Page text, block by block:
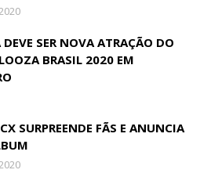
SER NOVA ATRAÇÃO DO
BRASIL 2020 EM
SURPREENDE FÃS E ANUNCIA